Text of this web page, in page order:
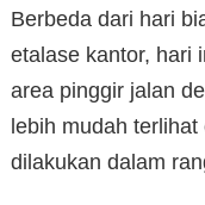
Berbeda dari hari
etalase kantor, hari
area pinggir jalan
lebih mudah
dilakukan dalam